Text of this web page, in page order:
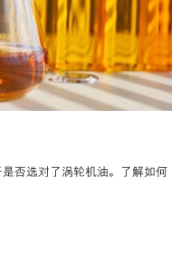
否选对了涡轮机油。了解如何